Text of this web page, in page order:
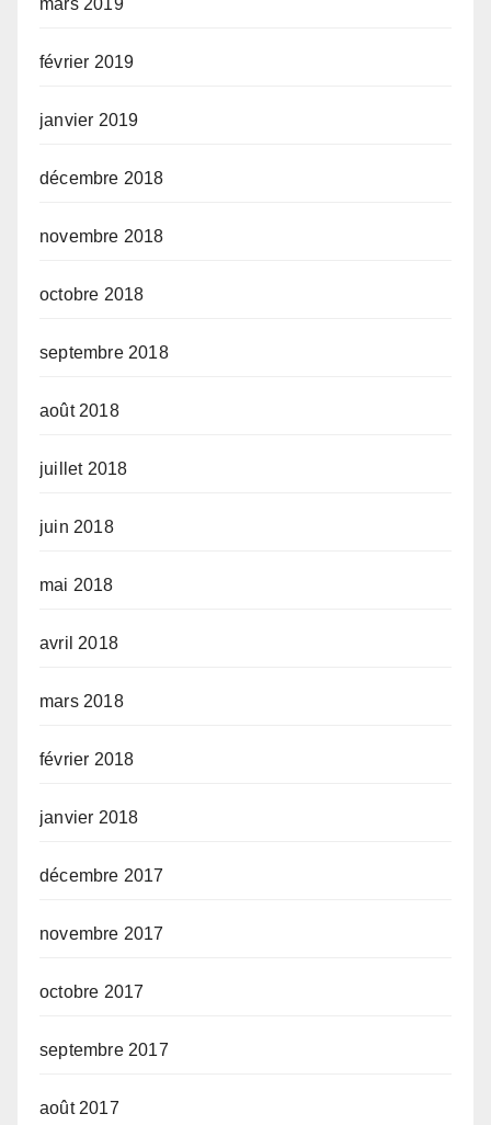
mars 2019
février 2019
janvier 2019
décembre 2018
novembre 2018
octobre 2018
septembre 2018
août 2018
juillet 2018
juin 2018
mai 2018
avril 2018
mars 2018
février 2018
janvier 2018
décembre 2017
novembre 2017
octobre 2017
septembre 2017
août 2017